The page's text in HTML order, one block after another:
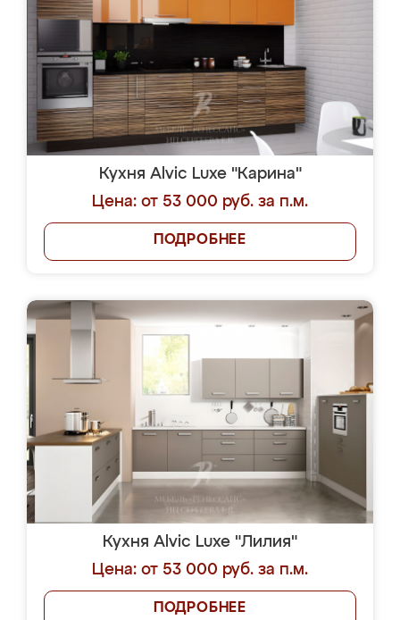
Кухня Alvic Luxe "Карина"
Цена: от 53 000 руб. за п.м.
ПОДРОБНЕЕ
Кухня Alvic Luxe "Лилия"
Цена: от 53 000 руб. за п.м.
ПОДРОБНЕЕ